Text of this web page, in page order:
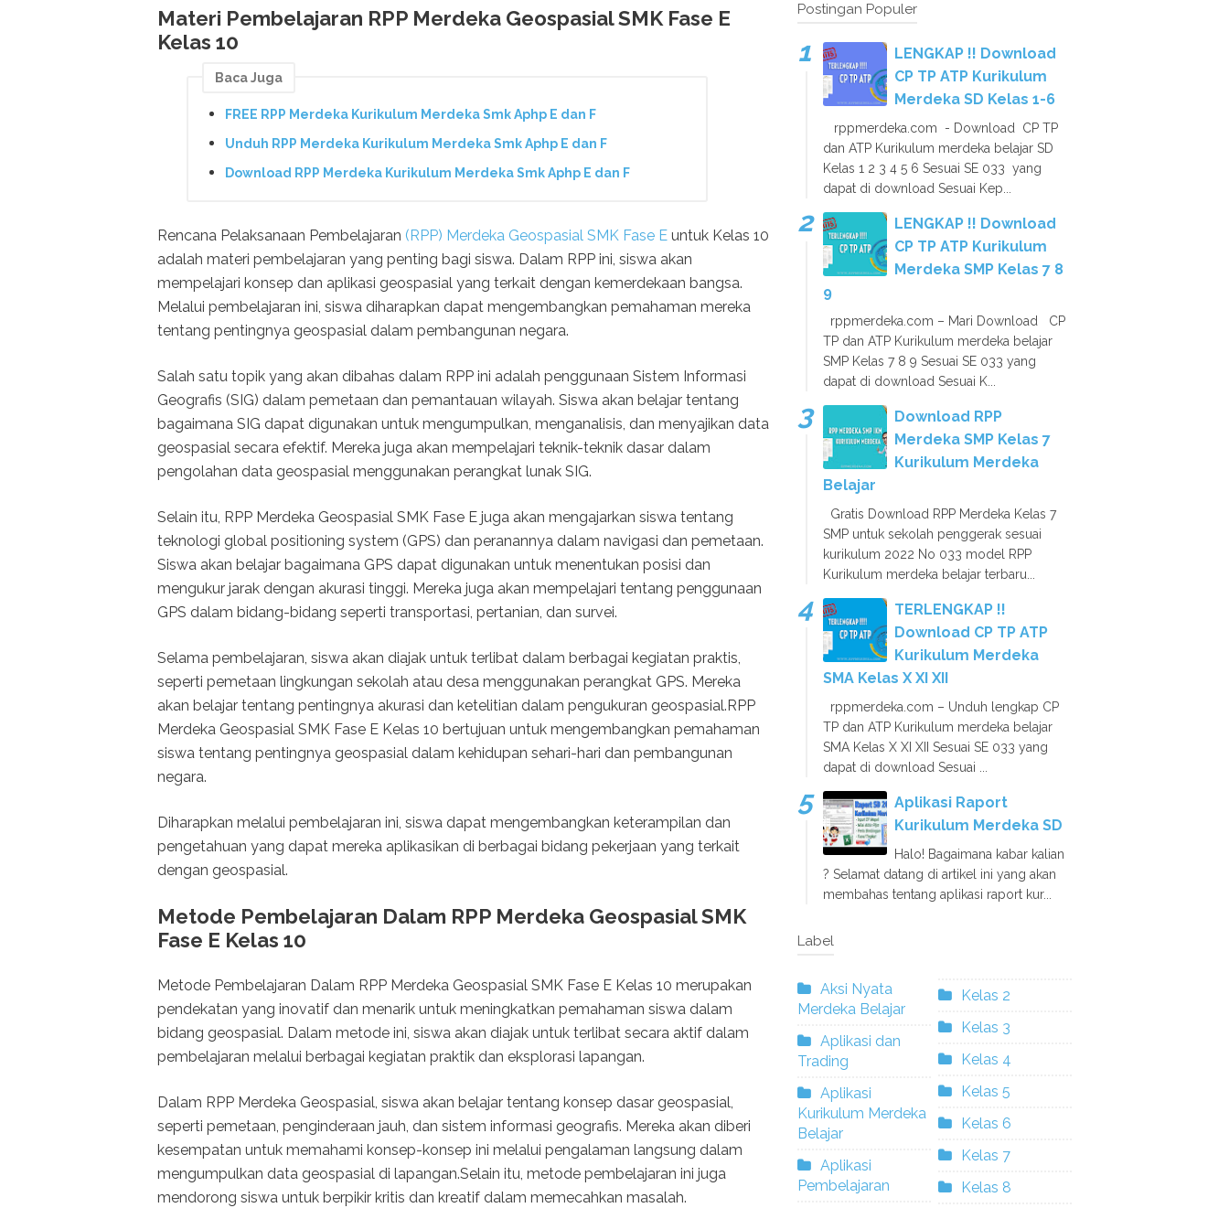
Materi Pembelajaran RPP Merdeka Geospasial SMK Fase E
Kelas 10
Baca Juga
FREE RPP Merdeka Kurikulum Merdeka Smk Aphp E dan F
Unduh RPP Merdeka Kurikulum Merdeka Smk Aphp E dan F
Download RPP Merdeka Kurikulum Merdeka Smk Aphp E dan F
Rencana Pelaksanaan Pembelajaran (RPP) Merdeka Geospasial SMK Fase E untuk Kelas 10
adalah materi pembelajaran yang penting bagi siswa. Dalam RPP ini, siswa akan
mempelajari konsep dan aplikasi geospasial yang terkait dengan kemerdekaan bangsa.
Melalui pembelajaran ini, siswa diharapkan dapat mengembangkan pemahaman mereka
tentang pentingnya geospasial dalam pembangunan negara.
Salah satu topik yang akan dibahas dalam RPP ini adalah penggunaan Sistem Informasi
Geografis (SIG) dalam pemetaan dan pemantauan wilayah. Siswa akan belajar tentang
bagaimana SIG dapat digunakan untuk mengumpulkan, menganalisis, dan menyajikan data
geospasial secara efektif. Mereka juga akan mempelajari teknik-teknik dasar dalam
pengolahan data geospasial menggunakan perangkat lunak SIG.
Selain itu, RPP Merdeka Geospasial SMK Fase E juga akan mengajarkan siswa tentang
teknologi global positioning system (GPS) dan peranannya dalam navigasi dan pemetaan.
Siswa akan belajar bagaimana GPS dapat digunakan untuk menentukan posisi dan
mengukur jarak dengan akurasi tinggi. Mereka juga akan mempelajari tentang penggunaan
GPS dalam bidang-bidang seperti transportasi, pertanian, dan survei.
Selama pembelajaran, siswa akan diajak untuk terlibat dalam berbagai kegiatan praktis,
seperti pemetaan lingkungan sekolah atau desa menggunakan perangkat GPS. Mereka
akan belajar tentang pentingnya akurasi dan ketelitian dalam pengukuran geospasial.RPP
Merdeka Geospasial SMK Fase E Kelas 10 bertujuan untuk mengembangkan pemahaman
siswa tentang pentingnya geospasial dalam kehidupan sehari-hari dan pembangunan
negara.
Diharapkan melalui pembelajaran ini, siswa dapat mengembangkan keterampilan dan
pengetahuan yang dapat mereka aplikasikan di berbagai bidang pekerjaan yang terkait
dengan geospasial.
Metode Pembelajaran Dalam RPP Merdeka Geospasial SMK
Fase E Kelas 10
Metode Pembelajaran Dalam RPP Merdeka Geospasial SMK Fase E Kelas 10 merupakan
pendekatan yang inovatif dan menarik untuk meningkatkan pemahaman siswa dalam
bidang geospasial. Dalam metode ini, siswa akan diajak untuk terlibat secara aktif dalam
pembelajaran melalui berbagai kegiatan praktik dan eksplorasi lapangan.
Dalam RPP Merdeka Geospasial, siswa akan belajar tentang konsep dasar geospasial,
seperti pemetaan, penginderaan jauh, dan sistem informasi geografis. Mereka akan diberi
kesempatan untuk memahami konsep-konsep ini melalui pengalaman langsung dalam
mengumpulkan data geospasial di lapangan.Selain itu, metode pembelajaran ini juga
mendorong siswa untuk berpikir kritis dan kreatif dalam memecahkan masalah.
Postingan Populer
LENGKAP !! Download
CP TP ATP Kurikulum
Merdeka SD Kelas 1-6
rppmerdeka.com - Download CP TP
dan ATP Kurikulum merdeka belajar SD
Kelas 1 2 3 4 5 6 Sesuai SE 033 yang
dapat di download Sesuai Kep...
LENGKAP !! Download
CP TP ATP Kurikulum
Merdeka SMP Kelas 7 8
9
rppmerdeka.com – Mari Download CP
TP dan ATP Kurikulum merdeka belajar
SMP Kelas 7 8 9 Sesuai SE 033 yang
dapat di download Sesuai K...
Download RPP
Merdeka SMP Kelas 7
Kurikulum Merdeka
Belajar
Gratis Download RPP Merdeka Kelas 7
SMP untuk sekolah penggerak sesuai
kurikulum 2022 No 033 model RPP
Kurikulum merdeka belajar terbaru...
TERLENGKAP !!
Download CP TP ATP
Kurikulum Merdeka
SMA Kelas X XI XII
rppmerdeka.com – Unduh lengkap CP
TP dan ATP Kurikulum merdeka belajar
SMA Kelas X XI XII Sesuai SE 033 yang
dapat di download Sesuai ...
Aplikasi Raport
Kurikulum Merdeka SD
Halo! Bagaimana kabar kalian
? Selamat datang di artikel ini yang akan
membahas tentang aplikasi raport kur...
Label
Aksi Nyata
Merdeka Belajar
Aplikasi dan
Trading
Aplikasi
Kurikulum Merdeka
Belajar
Aplikasi
Pembelajaran
Kelas 2
Kelas 3
Kelas 4
Kelas 5
Kelas 6
Kelas 7
Kelas 8